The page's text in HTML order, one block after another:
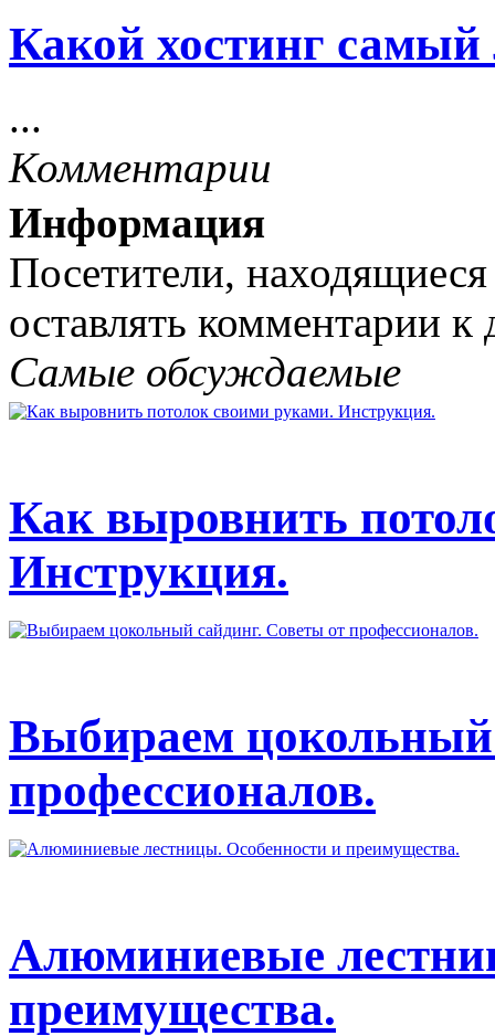
Какой хостинг
...
Комментарии
Информация
Посетители,
оставлять комментарии
Самые обсуждаемые
Как выровнить
Инструкция.
Выбираем цокольный
профессионалов.
Алюминиевые
преимущества.